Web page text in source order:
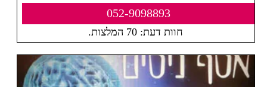
052-9098893
חוות דעת: 70 המלצות.